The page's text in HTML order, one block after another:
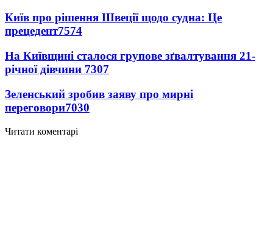
Київ про рішення Швеції щодо судна: Це
прецедент7574
На Київщині сталося групове зґвалтування 21-
річної дівчини 7307
Зеленський зробив заяву про мирні
переговори7030
Читати коментарі